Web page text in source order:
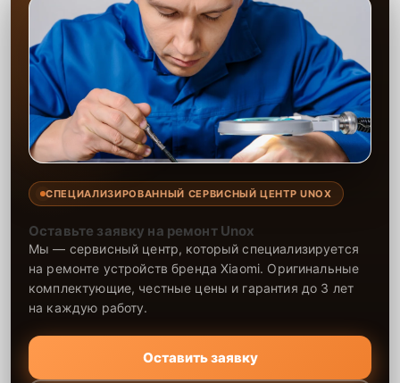
СПЕЦИАЛИЗИРОВАННЫЙ СЕРВИСНЫЙ ЦЕНТР UNOX
Оставьте заявку на ремонт Unox
Мы — сервисный центр, который специализируется
на ремонте устройств бренда Xiaomi. Оригинальные
комплектующие, честные цены и гарантия до 3 лет
на каждую работу.
Оставить заявку